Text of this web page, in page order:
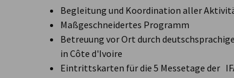
Begleitung und Koordination aller
Maßgeschneidertes Programm
Betreuung vor Ort durch
in Côte d'Ivoire
Eintrittskarten für die 5 Messetage der